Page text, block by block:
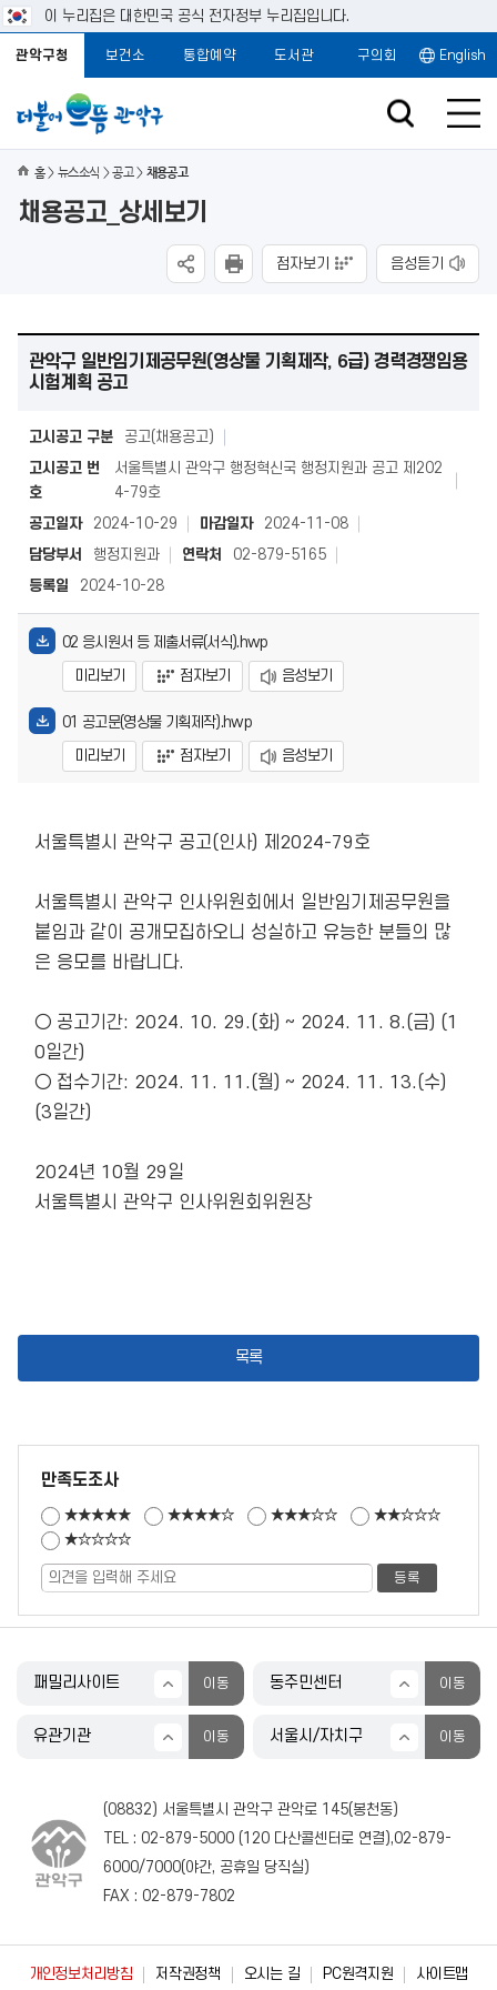
이 누리집은 대한민국 공식 전자정부 누리집입니다.
관악구청 보건소 통합예약 도서관 구의회 English
홈 뉴스소식 공고 채용공고
채용공고_상세보기
점자보기 음성듣기
관악구 일반임기제공무원(영상물 기획제작, 6급) 경력경쟁임용
시험계획 공고
고시공고 구분
공고(채용공고)
고시공고 번
호
서울특별시 관악구 행정혁신국 행정지원과 공고 제202
4-79호
공고일자
2024-10-29 마감일자
2024-11-08
담당부서
행정지원과 연락처
02-879-5165
등록일
2024-10-28
02 응시원서 등 제출서류(서식).hwp
미리보기
점자보기 음성보기
01 공고문(영상물 기획제작).hwp
미리보기
점자보기 음성보기
서울특별시 관악구 공고(인사) 제2024-79호
서울특별시 관악구 인사위원회에서 일반임기제공무원을
붙임과 같이 공개모집하오니 성실하고 유능한 분들의 많
은 응모를 바랍니다.
○ 공고기간: 2024. 10. 29.(화) ~ 2024. 11. 8.(금) (1
0일간)
○ 접수기간: 2024. 11. 11.(월) ~ 2024. 11. 13.(수)
(3일간)
2024년 10월 29일
서울특별시 관악구 인사위원회위원장
목록
만족도조사
★★★★★ ★★★★☆ ★★★☆☆
★★☆☆☆
★☆☆☆☆
(08832) 서울특별시 관악구 관악로 145(봉천동)
TEL : 02-879-5000(120다산콜센터로 연결),02-879-
6000/ 7000(야간, 공휴일 당직실)
FAX : 02-879-7802
개인정보처리방침 저작권정책 오시는 길 PC원격지원 사이트맵